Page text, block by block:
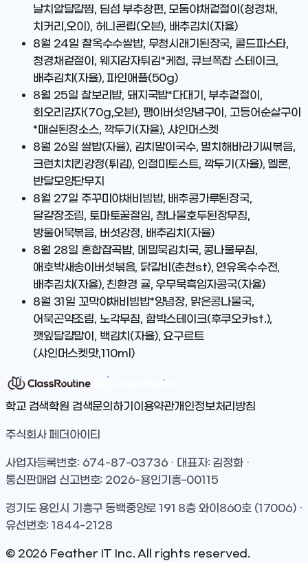
날치알달걀찜, 딤섬 부추창편, 모둠야채겉절이(청경채,
치커리,오이), 허니콘립(오븐), 배추김치(자율)
8월 24일 찰옥수수쌀밥, 무청시래기된장국, 콜드파스타,
청경채겉절이, 웨지감자튀김*케첩, 큐브폭찹 스테이크,
배추김치(자율), 파인애플(50g)
8월 25일 찰보리밥, 돼지국밥*다대기, 부추겉절이,
회오리감자(70g,오븐), 팽이버섯양념구이, 고등어순살구이
*매실된장소스, 깍두기(자율), 샤인머스켓
8월 26일 쌀밥(자율), 김치말이국수, 멸치해바라기씨볶음,
크런치치킨강정(튀김), 인절미토스트, 깍두기(자율), 멜론,
반달모양단무지
8월 27일 주꾸미야채비빔밥, 배추콩가루된장국,
달걀장조림, 토마토꿀절임, 참나물호두된장무침,
방울어묵볶음, 버섯강정, 배추김치(자율)
8월 28일 혼합잡곡밥, 메밀묵김치국, 콩나물무침,
애호박새송이버섯볶음, 닭갈비(춘천st), 연유옥수수전,
배추김치(자율), 친환경 귤, 우무묵흑임자콩국(자율)
8월 31일 꼬막야채비빔밥*양념장, 맑은콩나물국,
어묵곤약조림, 노각무침, 함박스테이크(후쿠오카st.),
깻잎달걀말이, 백김치(자율), 요구르트
(샤인머스켓맛,110ml)
학교 검색학원 검색문의하기 이용약관개인정보처리방침
주식회사 페더아이티
사업자등록번호: 674-87-03736 · 대표자: 김정화 ·
통신판매업 신고번호: 2026-용인기흥-00115
경기도 용인시 기흥구 동백중앙로 191 8층 와이860호 (17006) ·
유선번호: 1844-2128
© 2026 Feather IT Inc. All rights reserved.